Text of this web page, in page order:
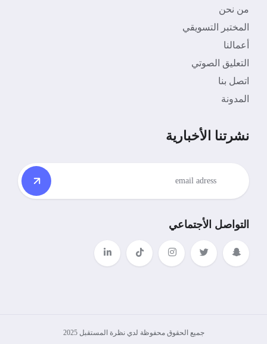
من نحن
المختبر التسويقي
أعمالنا
التعليق الصوتي
اتصل بنا
المدونة
نشرتنا الأخبارية
التواصل الأجتماعي
جميع الحقوق محفوظة لدي نظرة المستقبل 2025